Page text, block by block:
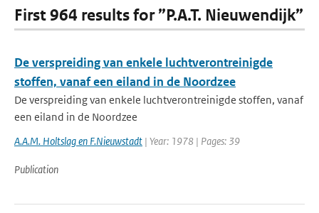
First 964 results for ”P.A.T. Nieuwendijk”
De verspreiding van enkele luchtverontreinigde
stoffen, vanaf een eiland in de Noordzee
De verspreiding van enkele luchtverontreinigde stoffen, vanaf
een eiland in de Noordzee
A.A.M. Holtslag en F.Nieuwstadt | Year: 1978 | Pages: 39
Publication